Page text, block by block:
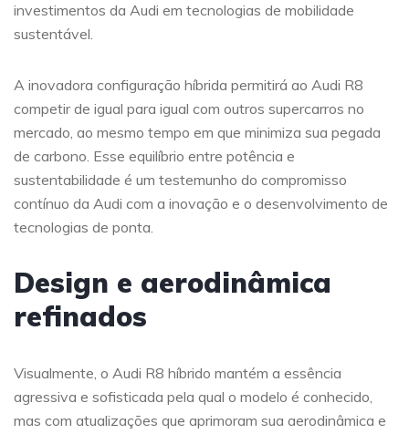
investimentos da Audi em tecnologias de mobilidade
sustentável.
A inovadora configuração híbrida permitirá ao Audi R8
competir de igual para igual com outros supercarros no
mercado, ao mesmo tempo em que minimiza sua pegada
de carbono. Esse equilíbrio entre potência e
sustentabilidade é um testemunho do compromisso
contínuo da Audi com a inovação e o desenvolvimento de
tecnologias de ponta.
Design e aerodinâmica
refinados
Visualmente, o Audi R8 híbrido mantém a essência
agressiva e sofisticada pela qual o modelo é conhecido,
mas com atualizações que aprimoram sua aerodinâmica e